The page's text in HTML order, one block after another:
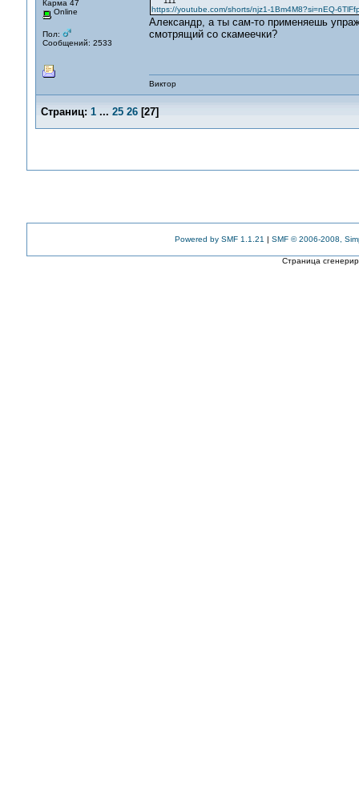
Карма 47
Online
Пол:
Сообщений: 2533
https://youtube.com/shorts/njz1-1Bm4M8?si=nEQ-
Александр, а ты сам-то применяешь
смотрящий со скамеечки?
Виктор
Страниц: 1 ... 25 26[27]
Powered by SMF 1.1.21 | SMF © 2006-2008,
Страница